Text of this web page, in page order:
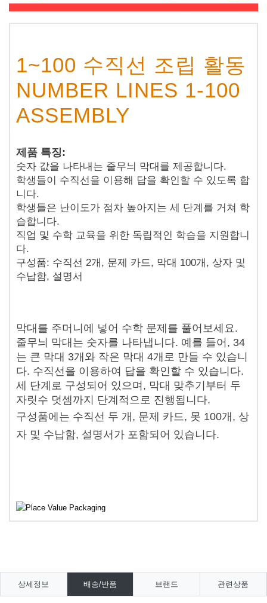
1~100 수직선 조립 활동
NUMBER LINES 1-100
ASSEMBLY
제품 특징:
숫자 값을 나타내는 줄무늬 막대를 제공합니다.
학생들이 수직선을 이용해 답을 확인할 수 있도록 합
니다.
학생들은 난이도가 점차 높아지는 세 단계를 거쳐 학
습합니다.
직업 및 수학 교육을 위한 독립적인 학습을 지원합니
다.
구성품: 수직선 2개, 문제 카드, 막대 100개, 상자 및
수납함, 설명서
막대를 주머니에 넣어 수학 문제를 풀어보세요.
줄무늬 막대는 숫자를 나타냅니다. 예를 들어, 34
는 큰 막대 3개와 작은 막대 4개로 만들 수 있습니
다. 수직선을 이용하여 답을 확인할 수 있습니다.
세 단계로 구성되어 있으며, 막대 맞추기부터 두
자릿수 덧셈까지 단계적으로 진행됩니다.
구성품에는 수직선 두 개, 문제 카드, 못 100개, 상
자 및 수납함, 설명서가 포함되어 있습니다.
상세정보 배송/반품 브랜드 관련상품